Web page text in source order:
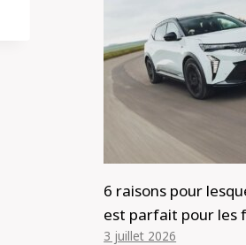
Alexis de Club Events
6 raisons pour
est parfait pour les
3 juillet 2026